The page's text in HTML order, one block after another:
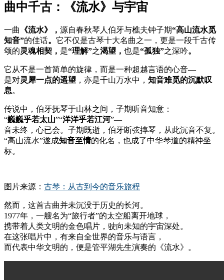
曲中千古：《流水》与宇宙
一曲 《流水》， 源自春秋琴人伯牙与樵夫钟子期“高山流水觅
知音”的佳话。 它不仅是古琴十大名曲之一，更是一段千古传
颂的灵魂相契， 是“理解”之渴望， 也是“孤独”之深吟。
它从不是一首简单的旋律，而是一种超越言语的心音—
是对灵犀一点的遥望 ，亦是千山万水中， 知音难觅的沉默叹
息。
传说中，伯牙抚琴于山林之间，子期听音知意：
“巍巍乎若太山”“洋洋乎若江河”—
音未终，心已会。子期既逝，伯牙断弦摔琴，从此沉音不复。
“高山流水”遂成知音至情的化名，也成了中华琴道的精神坐
标。
图片来源： 古琴：从古到今的音乐旅程
然而，这首古曲并未沉没于历史的长河。
1977年，一艘名为“旅行者”的太空船离开地球，
携带着人类文明的金色唱片，驶向未知的宇宙深处。
在这张唱片中，有来自全世界的音乐与语言，
而代表中华文明的，便是管平湖先生演奏的《流水》。